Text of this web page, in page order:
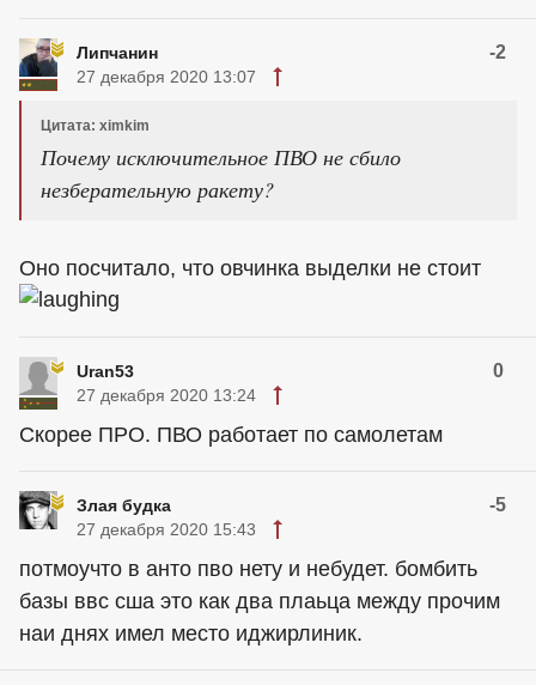
Липчанин -2
27 декабря 2020 13:07
Цитата: ximkim
Почему исключительное ПВО не сбило
незберательную ракету?
Оно посчитало, что овчинка выделки не стоит
Uran53 0
27 декабря 2020 13:24
Скорее ПРО. ПВО работает по самолетам
Злая будка -5
27 декабря 2020 15:43
потмоучто в анто пво нету и небудет. бомбить
базы ввс сша это как два плаьца между прочим
наи днях имел место иджирлиник.